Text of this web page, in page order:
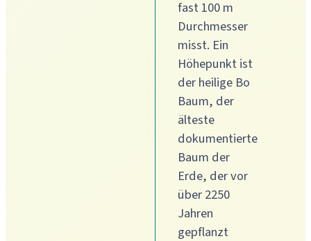
fast 100 m
Durchmesser
misst. Ein
Höhepunkt ist
der heilige Bo
Baum, der
älteste
dokumentierte
Baum der
Erde, der vor
über 2250
Jahren
gepflanzt